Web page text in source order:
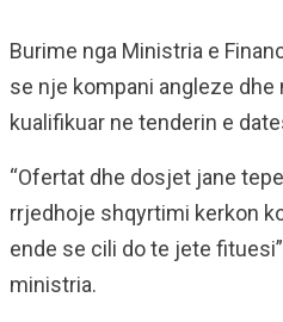
Burime nga Ministria e
se nje kompani angleze
kualifikuar ne tenderin e
“Ofertat dhe dosjet jane
rrjedhoje shqyrtimi kerkon
ende se cili do te jete
ministria.